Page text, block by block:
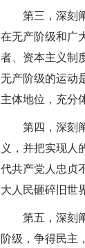
第三，深刻
在无产阶级和广
者、资本主义制
无产阶级的运动
主体地位，充分
第四，深刻
义，并把实现人
代共产党人忠贞
大人民砸碎旧世
第五，深刻
阶级，争得民主